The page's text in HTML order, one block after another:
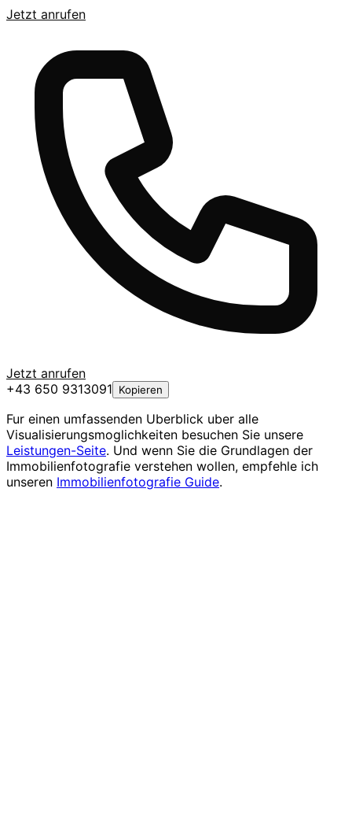
Jetzt anrufen
Jetzt anrufen
+43 650 9313091
Kopieren
Fur einen umfassenden Uberblick uber alle
Visualisierungsmoglichkeiten besuchen Sie unsere
Leistungen-Seite. Und wenn Sie die Grundlagen der
Immobilienfotografie verstehen wollen, empfehle ich
unseren Immobilienfotografie Guide.